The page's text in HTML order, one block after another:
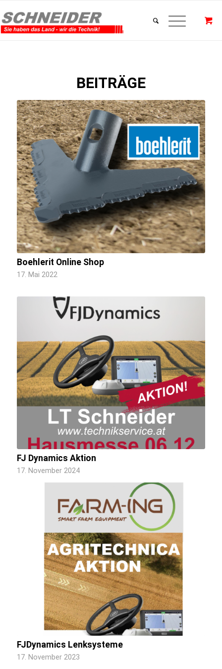
BEITRÄGE
Boehlerit Online Shop
17. Mai 2022
FJ Dynamics Aktion
17. November 2024
FJDynamics Lenksysteme
17. November 2023